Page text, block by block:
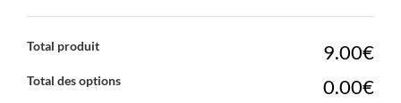
Total produit 9.00€
Total des options 0.00€